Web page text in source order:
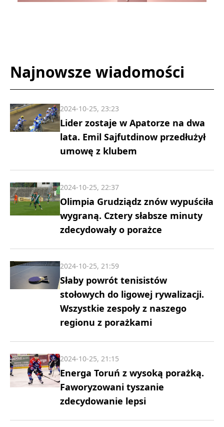
Najnowsze wiadomości
Lider zostaje w Apatorze na dwa
lata. Emil Sajfutdinow przedłużył
umowę z klubem
2024-10-25, 23:23
Olimpia Grudziądz znów wypuściła
wygraną. Cztery słabsze minuty
zdecydowały o porażce
2024-10-25, 22:37
Słaby powrót tenisistów
stołowych do ligowej rywalizacji.
Wszystkie zespoły z naszego
regionu z porażkami
2024-10-25, 21:59
Energa Toruń z wysoką porażką.
Faworyzowani tyszanie
zdecydowanie lepsi
2024-10-25, 21:15